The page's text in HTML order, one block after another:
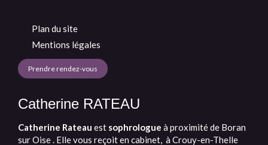
Plan du site
Mentions légales
Prendre rendez-vous
Catherine RATEAU
Catherine Rateau est sophrologue à proximité de Boran
sur Oise . Elle vous reçoit en cabinet, à Crouy-en-Thelle